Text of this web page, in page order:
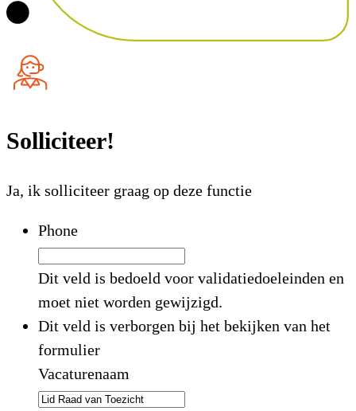
Solliciteer!
Ja, ik solliciteer graag op deze functie
Phone
Dit veld is bedoeld voor validatiedoeleinden en
moet niet worden gewijzigd.
Dit veld is verborgen bij het bekijken van het
formulier
Vacaturenaam